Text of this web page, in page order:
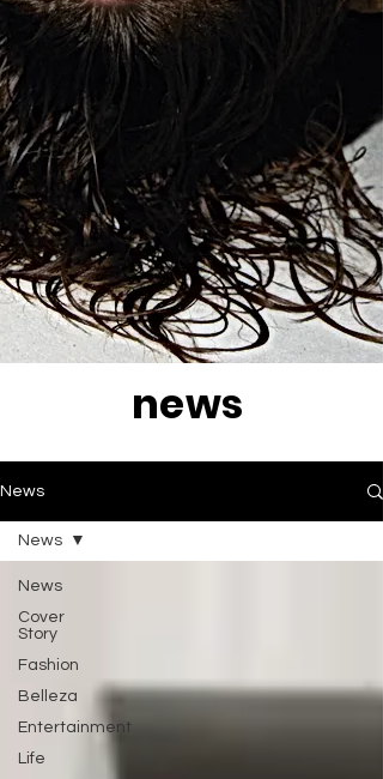
news
News
News
Cover
Story
Fashion
Belleza
Entertainment
Life
News